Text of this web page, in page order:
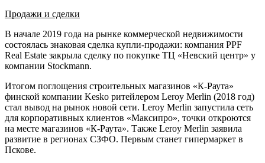
Продажи и сделки
В начале 2019 года на рынке коммерческой недвижимости
состоялась знаковая сделка купли-продажи: компания PPF
Real Estate закрыла сделку по покупке ТЦ «Невский центр» у
компании Stockmann.
Итогом поглощения строительных магазинов «К-Раута»
финской компании Kesko ритейлером Leroy Merlin (2018 год)
стал вывод на рынок новой сети. Leroy Merlin запустила сеть
для корпоративных клиентов «Максипро», точки откроются
на месте магазинов «К-Раута». Также Leroy Merlin заявила
развитие в регионах СЗФО. Первым станет гипермаркет в
Пскове.